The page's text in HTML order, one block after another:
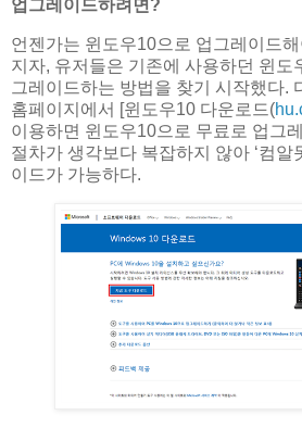
업그레이드하려면?
언젠가는 윈도우10으로 업그레이드
지자, 유저들은 기존에 사용하던 윈도
그레이드하는 방법을 찾기 시작했다.
홈페이지에서 [윈도우10 다운로드(
이용하면 윈도우10으로 무료로 업그
절차가 생각보다 복잡하지 않아 ‘컴알
이드가 가능하다.